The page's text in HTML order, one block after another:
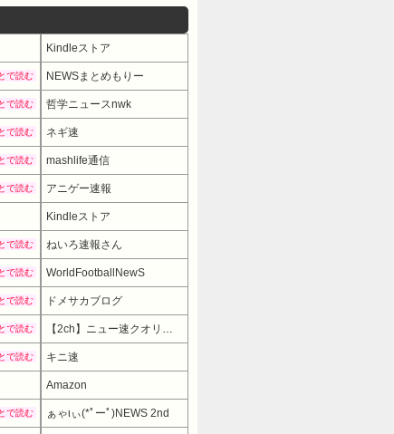
Kindleストア
で読む NEWSまとめもりー
で読む 哲学ニュースnwk
で読む ネギ速
で読む mashlife通信
で読む アニゲー速報
Kindleストア
で読む ねいろ速報さん
で読む WorldFootballNewS
で読む ドメサカブログ
で読む 【2ch】ニュー速クオリティ
で読む キニ速
Amazon
で読む ぁゃιぃ(*ﾟーﾟ)NEWS 2nd